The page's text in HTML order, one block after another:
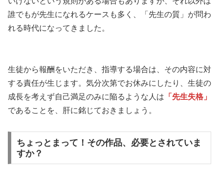
誰でもが先生になれるケースも多く、「先生の質」が問わ
れる時代になってきました。
生徒から報酬をいただき、指導する場合は、その内容に対
する責任が生じます。気分次第でお休みにしたり、生徒の
成長を考えず自己満足のみに陥るような人は 「先生失格」
であることを、肝に銘じておきましょう。
ちょっとまって！その作品、必要とされていま
すか？